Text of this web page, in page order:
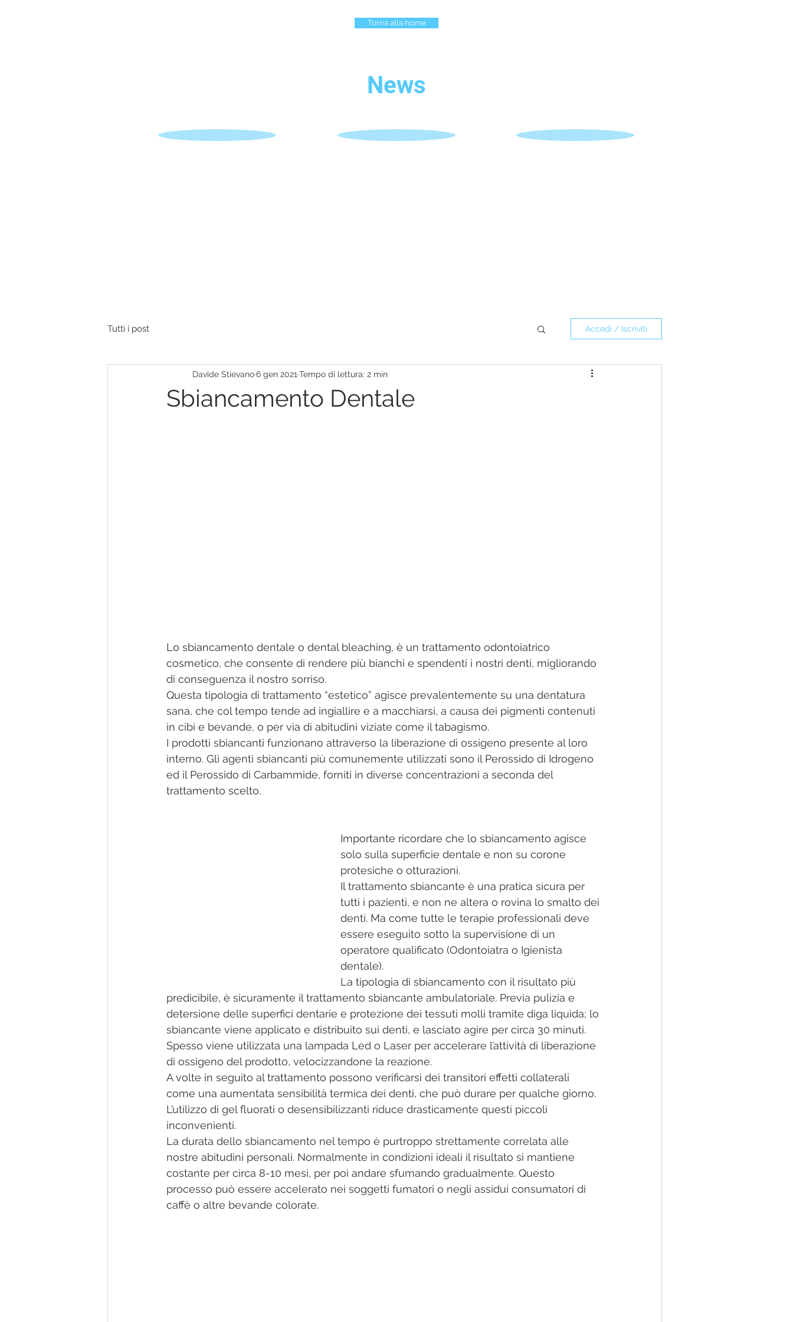
Torna alla home
News
Tutti i post Accedi / Iscriviti
Sbiancamento Dentale
Davide Stievano6 gen 2021 Tempo di lettura: 2 min
Lo sbiancamento dentale o dental bleaching, è un trattamento odontoiatrico
cosmetico, che consente di rendere più bianchi e spendenti i nostri denti, migliorando
di conseguenza il nostro sorriso.
Questa tipologia di trattamento “estetico” agisce prevalentemente su una dentatura
sana, che col tempo tende ad ingiallire e a macchiarsi, a causa dei pigmenti contenuti
in cibi e bevande, o per via di abitudini viziate come il tabagismo.
I prodotti sbiancanti funzionano attraverso la liberazione di ossigeno presente al loro
interno. Gli agenti sbiancanti più comunemente utilizzati sono il Perossido di Idrogeno
ed il Perossido di Carbammide, forniti in diverse concentrazioni a seconda del
trattamento scelto.
Importante ricordare che lo sbiancamento agisce
solo sulla superficie dentale e non su corone
protesiche o otturazioni.
Il trattamento sbiancante è una pratica sicura per
tutti i pazienti, e non ne altera o rovina lo smalto dei
denti. Ma come tutte le terapie professionali deve
essere eseguito sotto la supervisione di un
operatore qualificato (Odontoiatra o Igienista
dentale).
La tipologia di sbiancamento con il risultato più
predicibile, è sicuramente il trattamento sbiancante ambulatoriale. Previa pulizia e
detersione delle superfici dentarie e protezione dei tessuti molli tramite diga liquida; lo
sbiancante viene applicato e distribuito sui denti, e lasciato agire per circa 30 minuti.
Spesso viene utilizzata una lampada Led o Laser per accelerare l’attività di liberazione
di ossigeno del prodotto, velocizzandone la reazione.
A volte in seguito al trattamento possono verificarsi dei transitori effetti collaterali
come una aumentata sensibilità termica dei denti, che può durare per qualche giorno.
L’utilizzo di gel fluorati o desensibilizzanti riduce drasticamente questi piccoli
inconvenienti.
La durata dello sbiancamento nel tempo è purtroppo strettamente correlata alle
nostre abitudini personali. Normalmente in condizioni ideali il risultato si mantiene
costante per circa 8-10 mesi, per poi andare sfumando gradualmente. Questo
processo può essere accelerato nei soggetti fumatori o negli assidui consumatori di
caffè o altre bevande colorate.